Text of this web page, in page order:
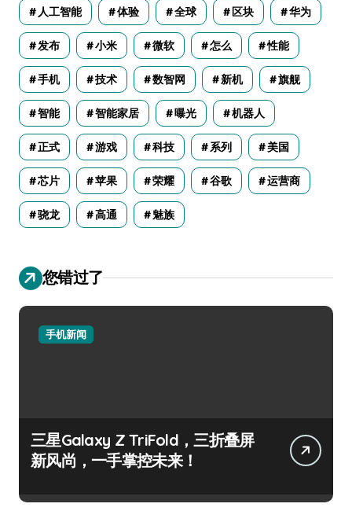
人工智能 体验 全球 区块 华为
发布 小米 微软 怎么 性能
手机 技术 数智网 新机 旗舰
智能 智能家居 曝光 机器人
正式 游戏 科技 系列 美国
芯片 苹果 荣耀 谷歌 运营商
骁龙 高通 魅族
您错过了
手机新闻
三星Galaxy Z TriFold，三折叠屏
新风尚，一手掌控未来！